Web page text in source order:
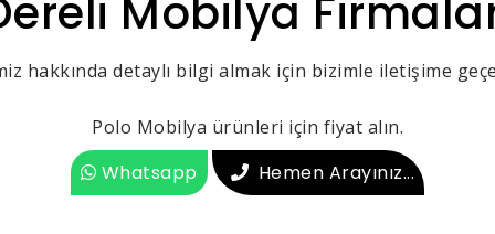
Mobilya
hakkında detaylı bilgi almak için bizimle iletişime
Polo Mobilya ürünleri için fiyat alın.
Whatsapp Hemen Arayınız...